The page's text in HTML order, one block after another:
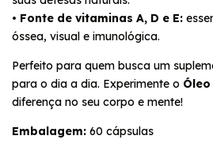
• Fonte de vitaminas A, D e E:
óssea, visual e imunológica.
Perfeito para quem busca um
para o dia a dia. Experimente o
diferença no seu corpo e mente!
Embalagem: 60 cápsulas